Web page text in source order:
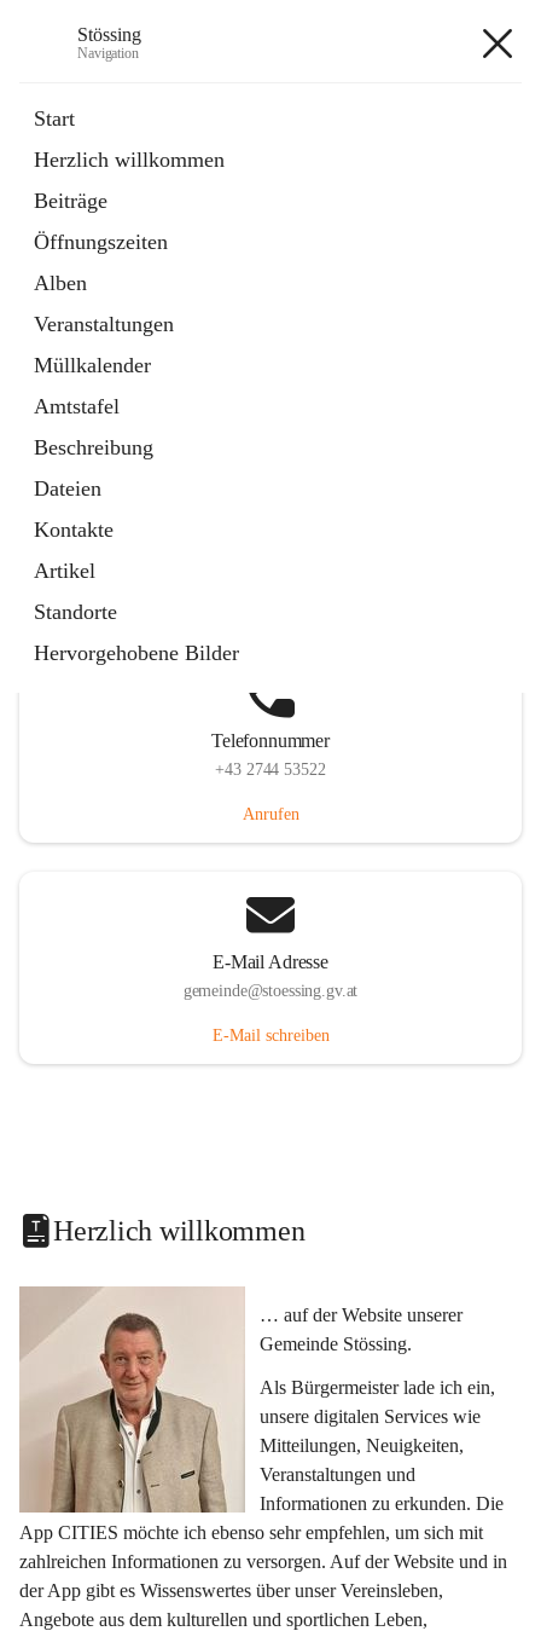
Stössing
Navigation
Start
Herzlich willkommen
Beiträge
Öffnungszeiten
Alben
Veranstaltungen
Müllkalender
Amtstafel
Beschreibung
Dateien
Kontakte
Artikel
Standorte
Hervorgehobene Bilder
Datei
in
Tab
Kindergarten
öffnet
in
neuem
Tab
Telefonnummer
+43 2744 53522
Anrufen
E-Mail Adresse
gemeinde@stoessing.gv.at
E-Mail schreiben
Herzlich willkommen
… auf der Website unserer
Gemeinde Stössing.
Als Bürgermeister lade ich ein,
unsere digitalen Services wie
Mitteilungen, Neuigkeiten,
Veranstaltungen und
Informationen zu erkunden. Die
App CITIES möchte ich ebenso sehr empfehlen, um sich mit
zahlreichen Informationen zu versorgen. Auf der Website und in
der App gibt es Wissenswertes über unser Vereinsleben,
Angebote aus dem kulturellen und sportlichen Leben,